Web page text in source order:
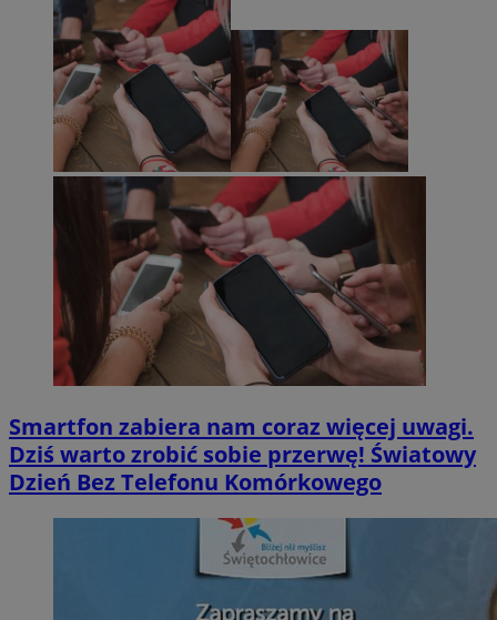
Smartfon zabiera nam coraz więcej uwagi.
Dziś warto zrobić sobie przerwę! Światowy
Dzień Bez Telefonu Komórkowego